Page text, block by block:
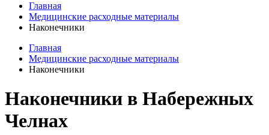
Главная
Медицинские расходные материалы
Наконечники
Главная
Медицинские расходные материалы
Наконечники
Наконечники в Набережных
Челнах